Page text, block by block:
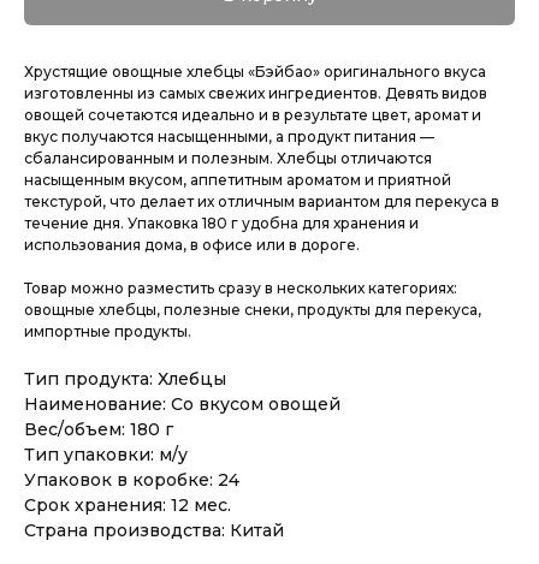
Хрустящие овощные хлебцы «Бэйбао» оригинального вкуса
изготовленны из самых свежих ингредиентов. Девять видов
овощей сочетаются идеально и в результате цвет, аромат и
вкус получаются насыщенными, а продукт питания —
сбалансированным и полезным. Хлебцы отличаются
насыщенным вкусом, аппетитным ароматом и приятной
текстурой, что делает их отличным вариантом для перекуса в
течение дня. Упаковка 180 г удобна для хранения и
использования дома, в офисе или в дороге.
Товар можно разместить сразу в нескольких категориях:
овощные хлебцы, полезные снеки, продукты для перекуса,
импортные продукты.
Тип продукта: Хлебцы
Наименование: Со вкусом овощей
Вес/объем: 180 г
Тип упаковки: м/у
Упаковок в коробке: 24
Срок хранения: 12 мес.
Страна производства: Китай